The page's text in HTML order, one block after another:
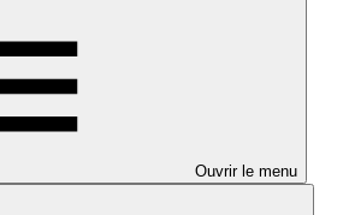
Ouvrir le menu